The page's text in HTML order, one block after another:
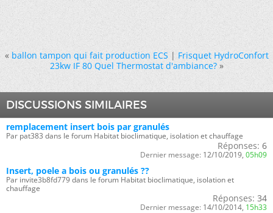
« ballon tampon qui fait production ECS|Frisquet HydroConfort
23kw IF 80 Quel Thermostat d'ambiance? »
DISCUSSIONS SIMILAIRES
remplacement insert bois par granulés
Par pat383 dans le forum Habitat bioclimatique, isolation et chauffage
Réponses: 6
Dernier message: 12/10/2019, 05h09
Insert, poele a bois ou granulés ??
Par invite3b8fd779 dans le forum Habitat bioclimatique, isolation et
chauffage
Réponses: 34
Dernier message: 14/10/2014, 15h33